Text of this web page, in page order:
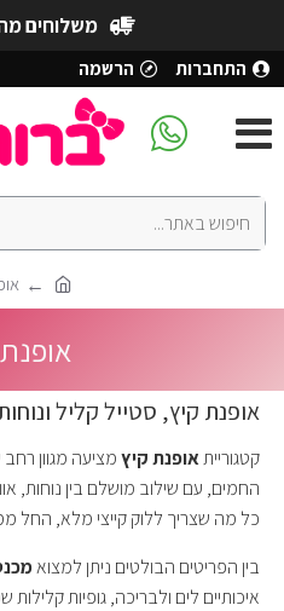
משלוחים
התחברות הרשמה
אופנת קיץ, סטייל קליל
קטגורייתאופנת קיץמציעה מגוון
החמים, עם שילוב מושלם בין נוחות,
כל מה שצריך ללוק קייצי מלא, החל
בין הפריטים הבולטים ניתן למצוא
איכותיים לים ולבריכה, גופיות